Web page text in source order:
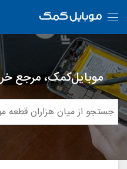
موبایل‌کمک، مرجع